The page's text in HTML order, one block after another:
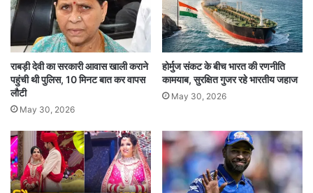
के बाद मनु को काफी आलोचना भी झेलनी पड़ी थी. लेकिन,
अच्छी बात ये है कि पेरिस से मनु भाकर खाली हाथ नहीं लौट
रहीं. उन्होंने पेरिस ओलंपिक में खुद के साथ-साथ भारत के
भी मेडल का अकाउंट खोल रखा है.
राबड़ी देवी का सरकारी आवास खाली कराने
पहुंची थी पुलिस, 10 मिनट बात कर वापस
लौटी
May 30, 2026
होर्मुज संकट के बीच भारत की रणनीति
कामयाब, सुरक्षित गुजर रहे भारतीय जहाज
May 30, 2026